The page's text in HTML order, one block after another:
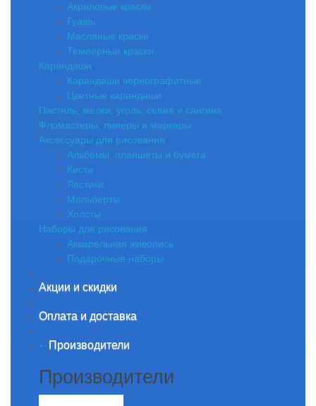
Акриловые краски
Гуашь
Масляные краски
Темперные краски
Карандаши
Карандаши чернографитные
Цветные карандаши
Пастель, мелки, уголь, сепия и сангина
Фломастеры, линеры и маркеры
Аксессуары для рисования
Альбомы, планшеты и бумага
Кисти
Ластики
Мольберты
Холсты
Наборы для рисования
Акварельная живопись
Подарочные наборы
Акции и скидки
Оплата и доставка
+- Производители
Производители